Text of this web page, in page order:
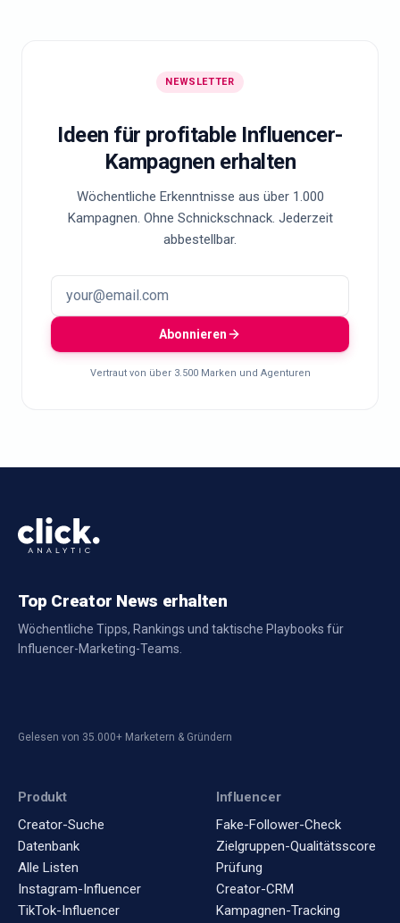
NEWSLETTER
Ideen für profitable Influencer-
Kampagnen erhalten
Wöchentliche Erkenntnisse aus über 1.000
Kampagnen. Ohne Schnickschnack. Jederzeit
abbestellbar.
Abonnieren
Vertraut von über 3.500 Marken und Agenturen
Top Creator News erhalten
Wöchentliche Tipps, Rankings und taktische Playbooks für
Influencer-Marketing-Teams.
Gelesen von 35.000+ Marketern & Gründern
Produkt
Creator-Suche
Datenbank
Alle Listen
Instagram-Influencer
TikTok-Influencer
Influencer
Fake-Follower-Check
Zielgruppen-Qualitätsscore
Prüfung
Creator-CRM
Kampagnen-Tracking